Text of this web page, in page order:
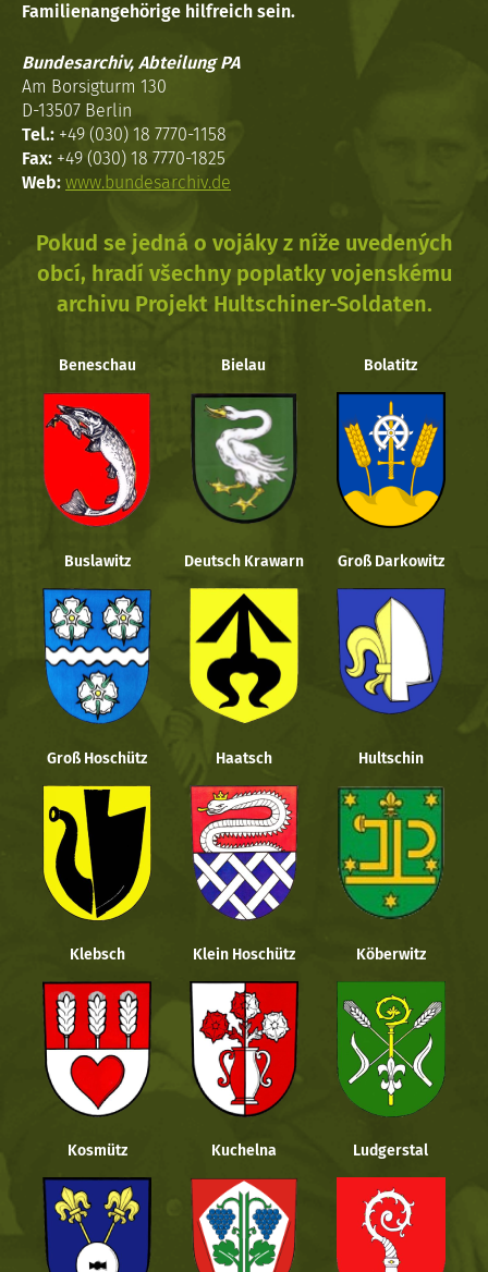
Familienangehörige hilfreich sein.
Bundesarchiv, Abteilung PA
Am Borsigturm 130
D-13507 Berlin
Tel.: +49 (030) 18 7770-1158
Fax: +49 (030) 18 7770-1825
Web: www.bundesarchiv.de
Pokud se jedná o vojáky z níže uvedených
obcí, hradí všechny poplatky vojenskému
archivu Projekt Hultschiner-Soldaten.
Beneschau Bielau Bolatitz
Buslawitz Deutsch Krawarn Groß Darkowitz
Groß Hoschütz Haatsch Hultschin
Klebsch Klein Hoschütz Köberwitz
Kosmütz Kuchelna Ludgerstal